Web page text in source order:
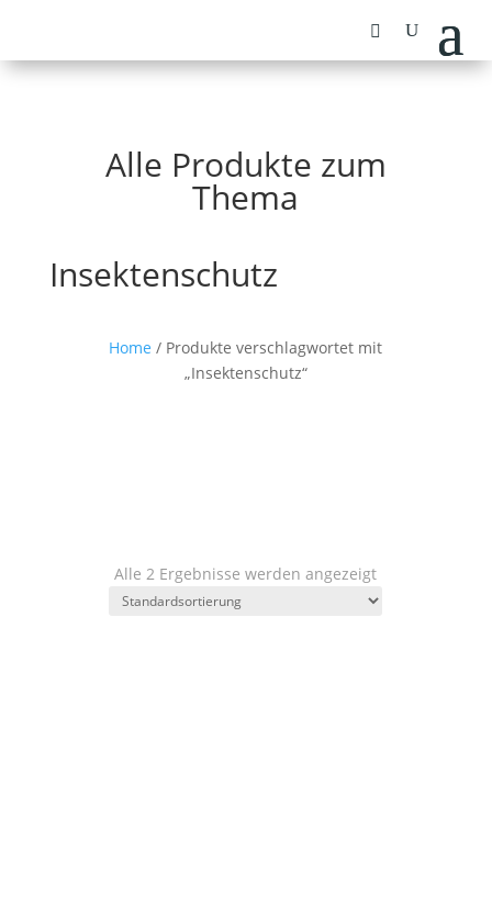
Alle Produkte zum
Thema
Insektenschutz
Home / Produkte verschlagwortet mit
„Insektenschutz“
Alle 2 Ergebnisse werden angezeigt